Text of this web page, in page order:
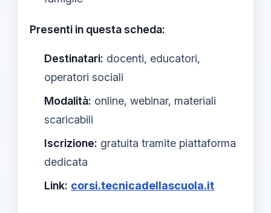
Presenti in questa scheda:
Destinatari: docenti, educatori,
operatori sociali
Modalità: online, webinar, materiali
scaricabili
Iscrizione: gratuita tramite piattaforma
dedicata
Link: corsi.tecnicadellascuola.it